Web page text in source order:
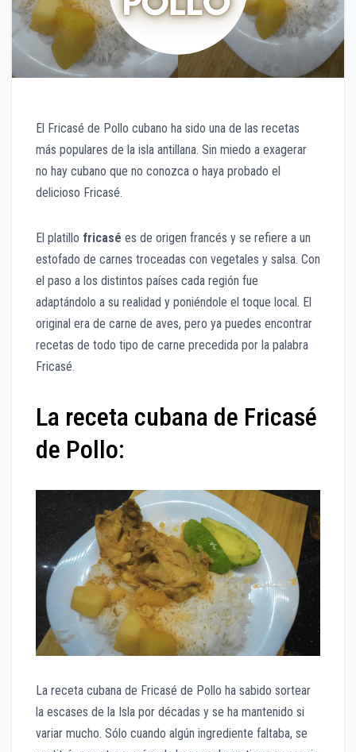
El Fricasé de Pollo cubano ha sido una de las recetas
más populares de la isla antillana. Sin miedo a exagerar
no hay cubano que no conozca o haya probado el
delicioso Fricasé.
El platillo fricasé es de origen francés y se refiere a un
estofado de carnes troceadas con vegetales y salsa. Con
el paso a los distintos países cada región fue
adaptándolo a su realidad y poniéndole el toque local. El
original era de carne de aves, pero ya puedes encontrar
recetas de todo tipo de carne precedida por la palabra
Fricasé.
La receta cubana de Fricasé
de Pollo:
La receta cubana de Fricasé de Pollo ha sabido sortear
la escases de la Isla por décadas y se ha mantenido si
variar mucho. Sólo cuando algún ingrediente faltaba, se